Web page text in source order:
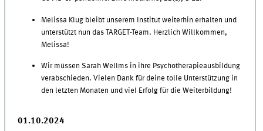
Melissa Klug bleibt unserem Institut weiterhin erhalten und
unterstützt nun das TARGET-Team. Herzlich Willkommen,
Melissa!
Wir müssen Sarah Wellms in ihre Psychotherapieausbildung
verabschieden. Vielen Dank für deine tolle Unterstützung in
den letzten Monaten und viel Erfolg für die Weiterbildung!
01.10.2024